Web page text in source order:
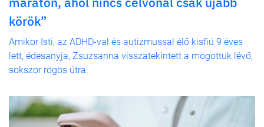
körök”
Amikor Isti, az ADHD-val és autizmussal élő kisfiú 9 éves
lett, édesanyja, Zsuzsanna visszatekintett a mögöttük lévő,
sokszor rögös útra.